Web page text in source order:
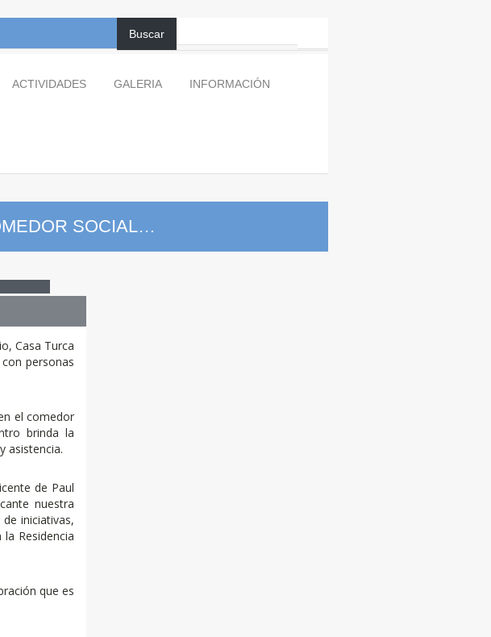
Buscar
ACTIVIDADES GALERIA INFORMACIÓN
SOCIAL…
Casa Turca
personas
el comedor
brinda la
asistencia.
de Paul
nuestra
iniciativas,
Residencia
que es